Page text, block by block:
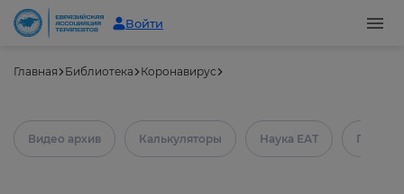
Войти
Главная Библиотека Коронавирус
Видео архив Калькуляторы Наука ЕАТ